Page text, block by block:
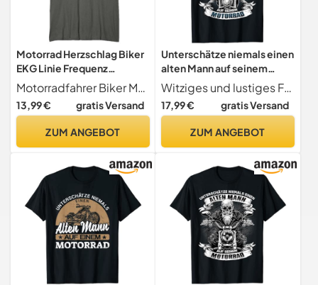
Motorrad Herzschlag Biker
EKG Linie Frequenz
Motorradfahrer T-Shirt
Motorradfahrer Biker Motorrad Spruch Moped Outfits
13,99 € gratis Versand
ZUM ANGEBOT
Unterschätze niemals einen
alten Mann auf seinem
Motorrad T-Shirt
Witziges und lustiges Fun Motiv für den Vater, Großvater, Opa, Onkel, Ehemann oder Sohn der gerne Motorrad fährt und auf Bikes steht. Sarkastisches Statement für den coolen alten Mann der in einem Motorradclub ist..
17,99 € gratis Versand
ZUM ANGEBOT